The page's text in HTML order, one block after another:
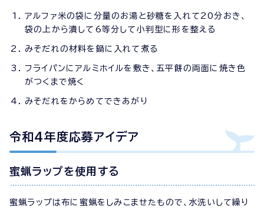
アルファ米の袋に分量のお湯と砂糖を入れて20分おき、
袋の上から潰して6等分して小判型に形を整える
みそだれの材料を鍋に入れて煮る
フライパンにアルミホイルを敷き、五平餅の両面に焼き色
がつくまで焼く
みそだれをからめてできあがり
令和4年度応募アイデア
蜜蝋ラップを使用する
蜜蝋ラップは布に蜜蝋をしみこませたもので、水洗いして繰り